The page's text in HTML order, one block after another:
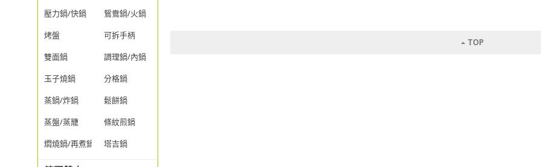
壓力鍋/快鍋
鴛鴦鍋/火鍋
烤盤
可拆手柄
雙面鍋
調理鍋/內鍋
玉子燒鍋
分格鍋
蒸鍋/炸鍋
鬆餅鍋
蒸盤/蒸籠
條紋煎鍋
燜燒鍋/再煮鍋
塔吉鍋
TOP